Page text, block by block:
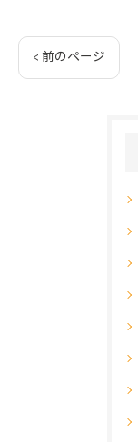
< 前のページ